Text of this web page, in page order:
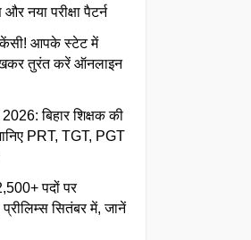
नया परीक्षा पैटर्न
आपके स्टेट में
तुरंत करें ऑनलाइन
बिहार शिक्षक की
PRT, TGT, PGT
पदों पर
सितंबर में, जानें